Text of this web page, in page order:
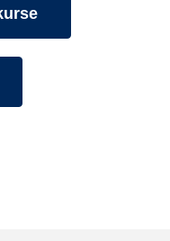
aufrufen:
aufrufen:
aufrufen: